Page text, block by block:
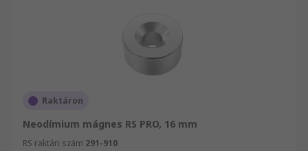
Raktáron
Neodímium mágnes RS PRO, 16 mm
RS raktári szám 291-910